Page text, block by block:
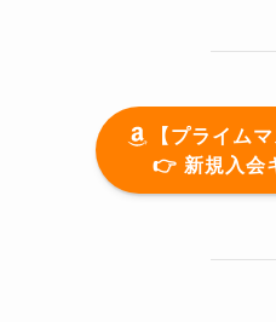
【プライム
👉️ 新規入会